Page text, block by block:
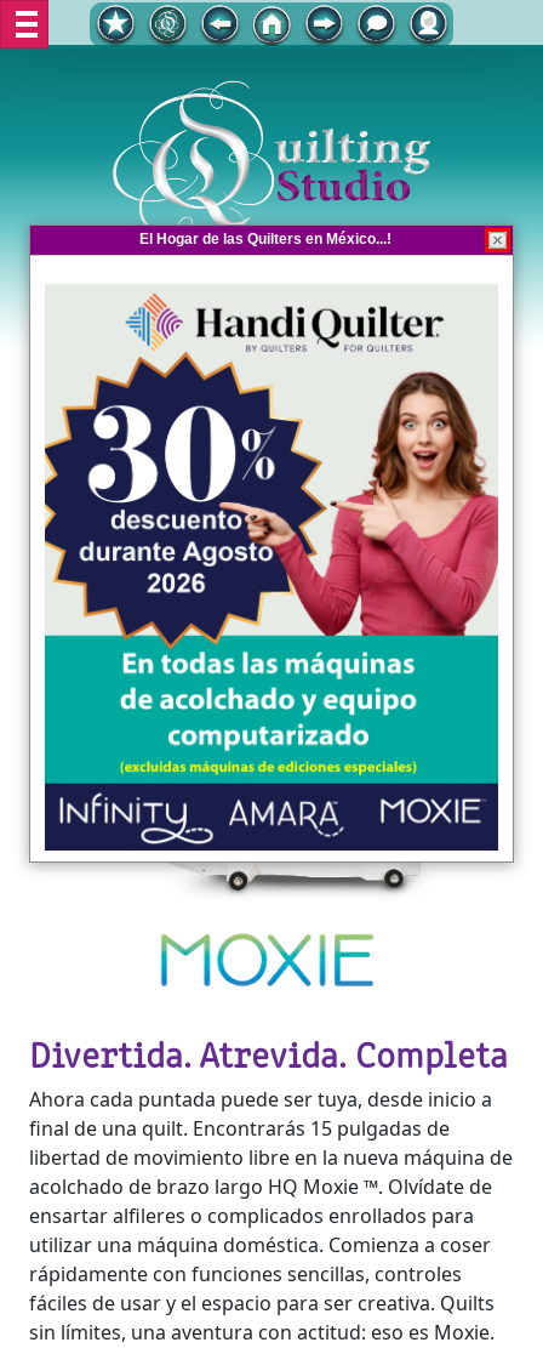
El Hogar de las Quilters en México
El Hogar de las Quilters en México...!
Divertida. Atrevida. Completa
Ahora cada puntada puede ser tuya, desde inicio a
final de una quilt. Encontrarás 15 pulgadas de
libertad de movimiento libre en la nueva máquina de
acolchado de brazo largo HQ Moxie ™. Olvídate de
ensartar alfileres o complicados enrollados para
utilizar una máquina doméstica. Comienza a coser
rápidamente con funciones sencillas, controles
fáciles de usar y el espacio para ser creativa. Quilts
sin límites, una aventura con actitud: eso es Moxie.